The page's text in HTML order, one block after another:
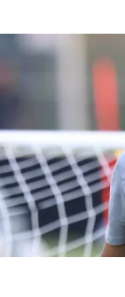
КІБЕРСПОРТ
ФУТЗАЛ
ІНШІ
БУКМЕКЕРИ